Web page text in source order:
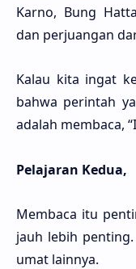
Karno, Bung
dan perjuangan
Kalau kita ingat
bahwa perintah
adalah membaca,
Pelajaran Kedua,
Membaca itu
jauh lebih
umat lainnya.